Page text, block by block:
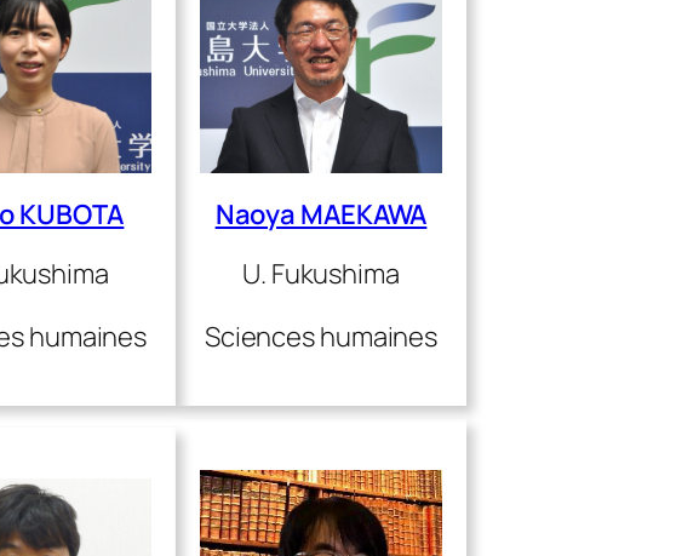
KUBOTA
humaines
Naoya MAEKAWA
U. Fukushima
Sciences humaines